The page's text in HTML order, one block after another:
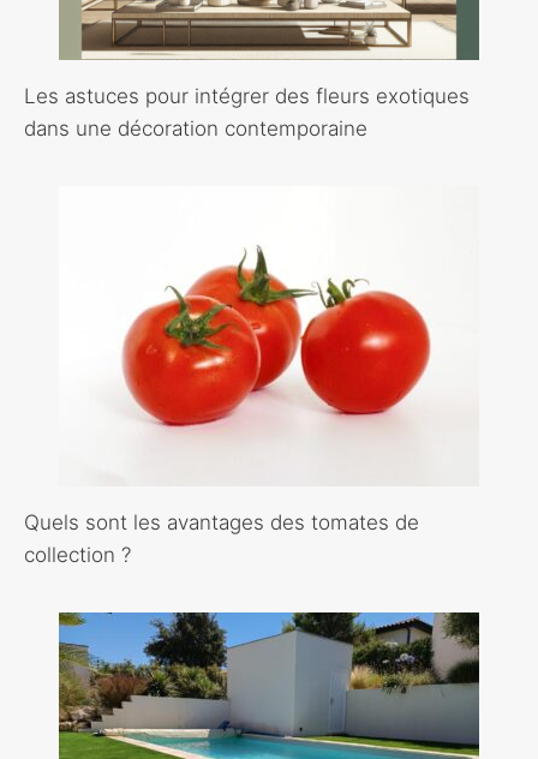
Les astuces pour intégrer des fleurs exotiques
dans une décoration contemporaine
Quels sont les avantages des tomates de
collection ?